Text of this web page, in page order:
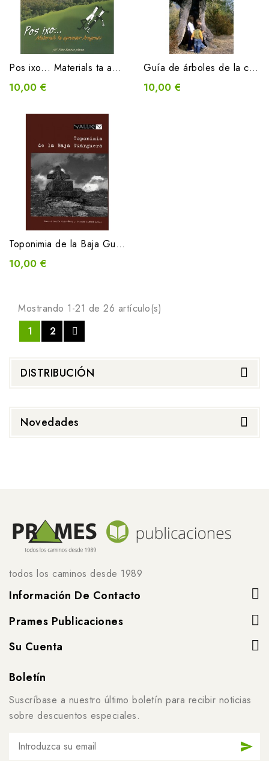
Pos ixo... Materials ta aprender Aragonés
10,00 €
Guía de árboles de la comarca del Alto Gállego para niños y niñas
10,00 €
Toponimia de la Baja Guarguera
10,00 €
Mostrando 1-21 de 26 artículo(s)
1
2
DISTRIBUCIÓN
Novedades
todos los caminos desde 1989
Información De Contacto
Prames Publicaciones
Su Cuenta
Boletín
Suscríbase a nuestro último boletín para recibir noticias
sobre descuentos especiales.